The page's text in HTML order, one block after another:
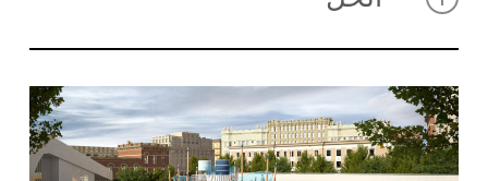
المستخدمين المختلفين، مما أدى إلى توزيع الأنشطة، وبالتالي
توفير الشخصية للأماكن العامة. تم تقسيم المساحة العامة
إلى منطقة الاستقبال، منطقة الرياضة والفنون، حديقة تزلج
حضرية، ممشى كبير، منطقة عائلية بها ألعاب ممتعة للصغار،